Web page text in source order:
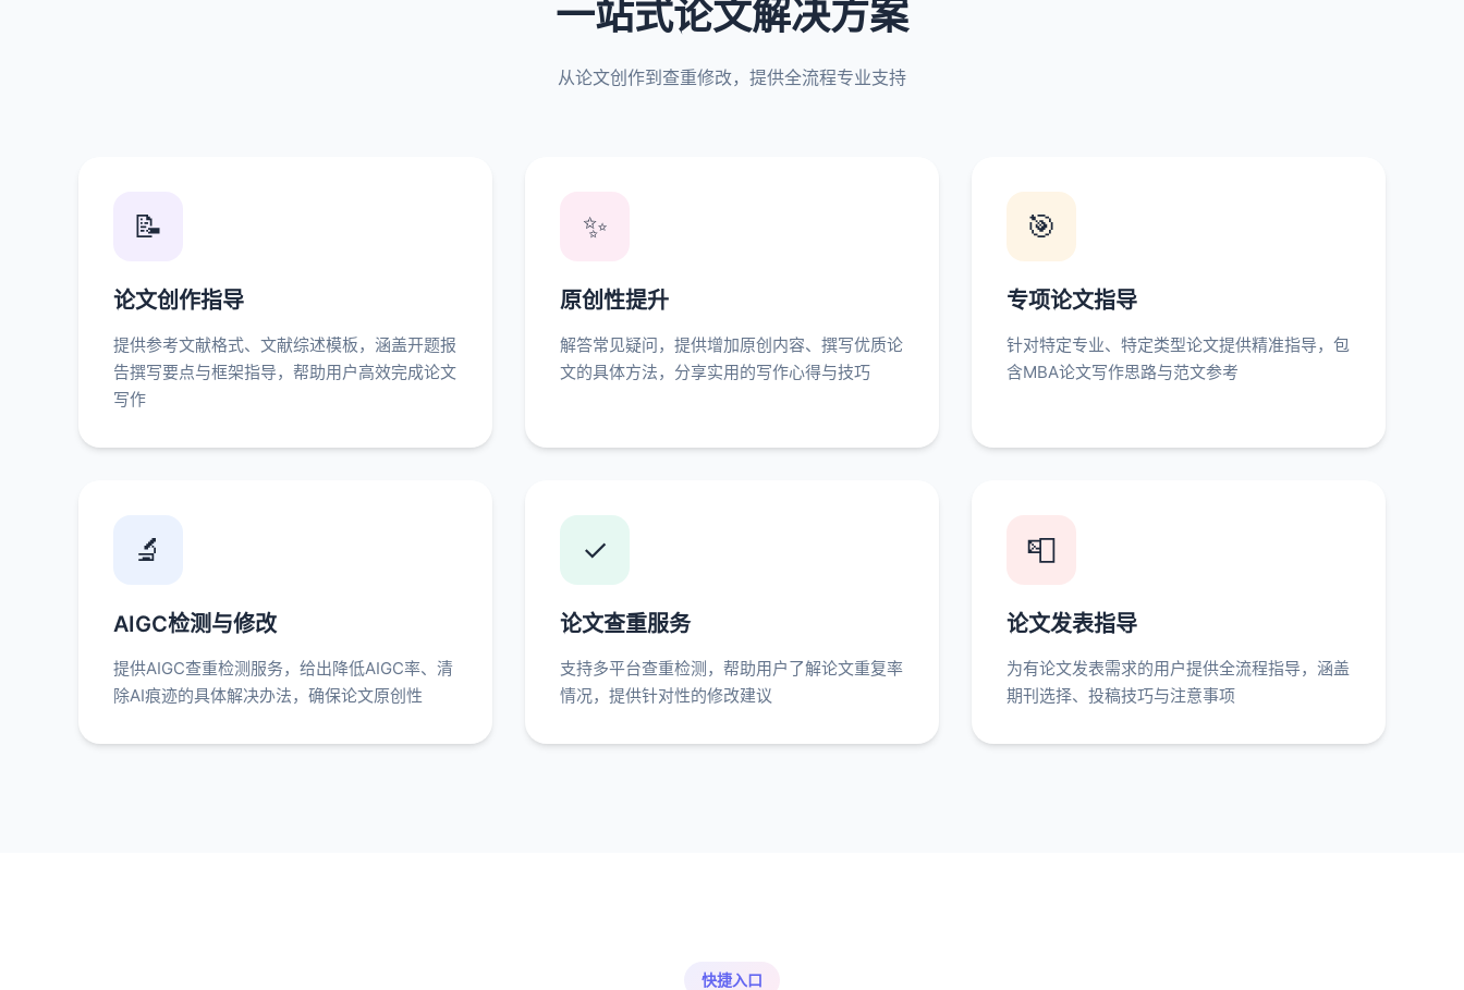
一站式论文解决方案
从论文创作到查重修改，提供全流程专业支持
📝
论文创作指导
提供参考文献格式、文献综述模板，涵盖开题报
告撰写要点与框架指导，帮助用户高效完成论文
写作
✨
原创性提升
解答常见疑问，提供增加原创内容、撰写优质论
文的具体方法，分享实用的写作心得与技巧
🎯
专项论文指导
针对特定专业、特定类型论文提供精准指导，包
含MBA论文写作思路与范文参考
🔬
AIGC检测与修改
提供AIGC查重检测服务，给出降低AIGC率、清
除AI痕迹的具体解决办法，确保论文原创性
✓
论文查重服务
支持多平台查重检测，帮助用户了解论文重复率
情况，提供针对性的修改建议
📮
论文发表指导
为有论文发表需求的用户提供全流程指导，涵盖
期刊选择、投稿技巧与注意事项
快捷入口